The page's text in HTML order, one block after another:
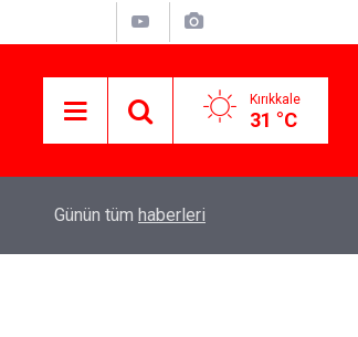
Kırıkkale
31 °C
MKE’nin Yerli Savunma Teknolojileri Dünya
Günün tüm haberleri